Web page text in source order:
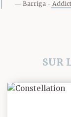
sous
à être
pour
Barriga
SUR